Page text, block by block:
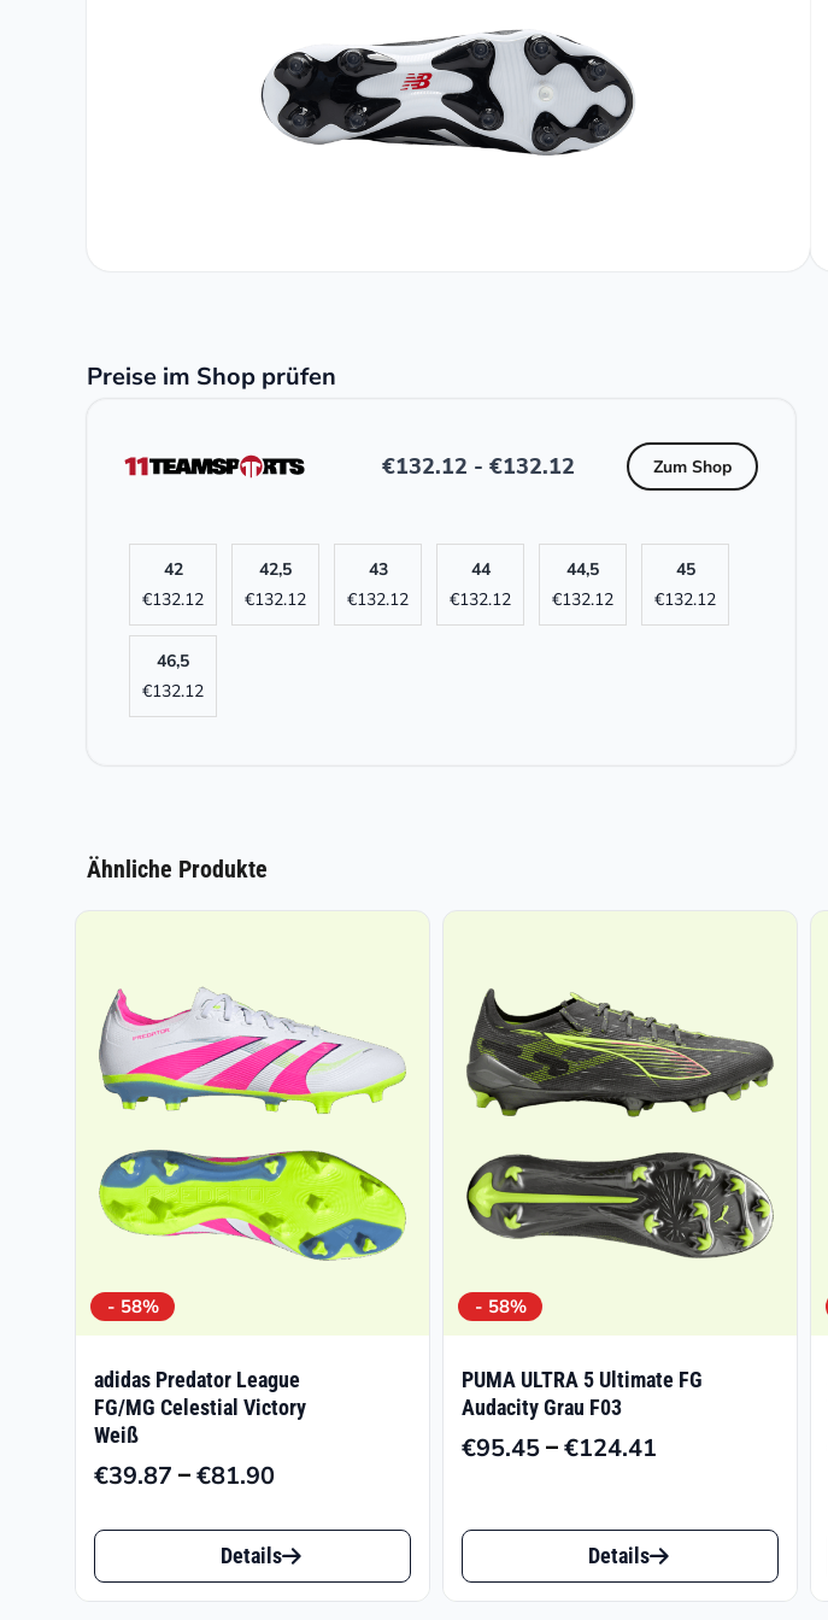
Preise im Shop prüfen
€132.12 - €132.12 Zum Shop
42
€132.12
42,5
€132.12
43
€132.12
44
€132.12
44,5
€132.12
45
€132.12
46,5
€132.12
Ähnliche Produkte
- 58%
adidas Predator League
FG/MG Celestial Victory
Weiß
€39.87 –€81.90Preisspanne:
bis
€81.90
Dieses
Produkt
Details
- 58%
PUMA ULTRA 5 Ultimate FG
Audacity Grau F03
€95.45–€124.41Preisspanne:
bis
€124.41
Dieses
Produkt
Details